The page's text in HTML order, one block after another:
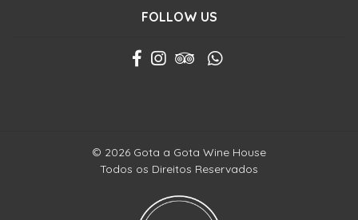
FOLLOW US
© 2026 Gota a Gota Wine House
Todos os Direitos Reservados